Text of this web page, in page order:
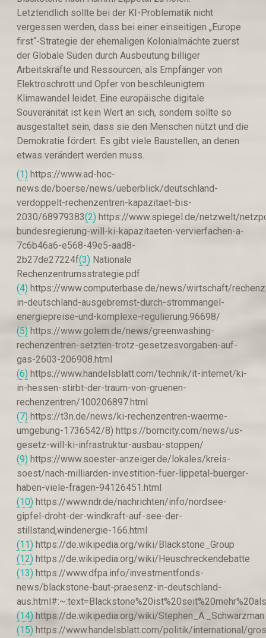
Letztendlich sollte bei der KI-Problematik nicht
vergessen werden, dass bei einer einseitigen „Europe
first“-Strategie der ehemaligen Kolonialmächte zuerst
der Globale Süden durch Ausbeutung billiger
Arbeitskräfte und Ressourcen, als Empfänger von
Elektroschrott und Opfer von beschleunigtem
Klimawandel leidet. Eine europäische digitale
Souveränität ist kein Wert an sich, sondern sollte so
ausgestaltet sein, dass sie den Menschen nützt und die
Demokratie fördert. Es gibt viele Baustellen, an denen
etwas verändert werden muss.
(1) https://www.ad-hoc-
news.de/boerse/news/ueberblick/deutschland-
verdoppelt-rechenzentren-kapazitaet-bis-
2030/68979383(2) https://www.spiegel.de/netzwelt/
bundesregierung-will-ki-kapazitaeten-vervierfachen-a-
7c6b46a6-e568-49e5-aad8-
2b27de27224f(3) Nationale
Rechenzentrumsstrategie.pdf
(4) https://www.computerbase.de/news/wirtschaft/
in-deutschland-ausgebremst-durch-strommangel-
energiepreise-und-komplexe-regulierung.96698/
(5) https://www.golem.de/news/greenwashing-
rechenzentren-setzten-trotz-gesetzesvorgaben-auf-
gas-2603-206908.html
(6) https://www.handelsblatt.com/technik/it-internet/ki-
in-hessen-stirbt-der-traum-von-gruenen-
rechenzentren/100206897.html
(7) https://t3n.de/news/ki-rechenzentren-waerme-
umgebung-1736542/8) https://borncity.com/news/us-
gesetz-will-ki-infrastruktur-ausbau-stoppen/
(9) https://www.soester-anzeiger.de/lokales/kreis-
soest/nach-milliarden-investition-fuer-lippetal-buerger-
haben-viele-fragen-94126451.html
(10) https://www.ndr.de/nachrichten/info/nordsee-
gipfel-droht-der-windkraft-auf-see-der-
stillstand,windenergie-166.html
(11) https://de.wikipedia.org/wiki/Blackstone_Group
(12) https://de.wikipedia.org/wiki/Heuschreckendebatte
(13) https://www.dfpa.info/investmentfonds-
news/blackstone-baut-praesenz-in-deutschland-
(14) https://de.wikipedia.org/wiki/Stephen_A._Schwarzman
(15) https://www.handelsblatt.com/politik/international/